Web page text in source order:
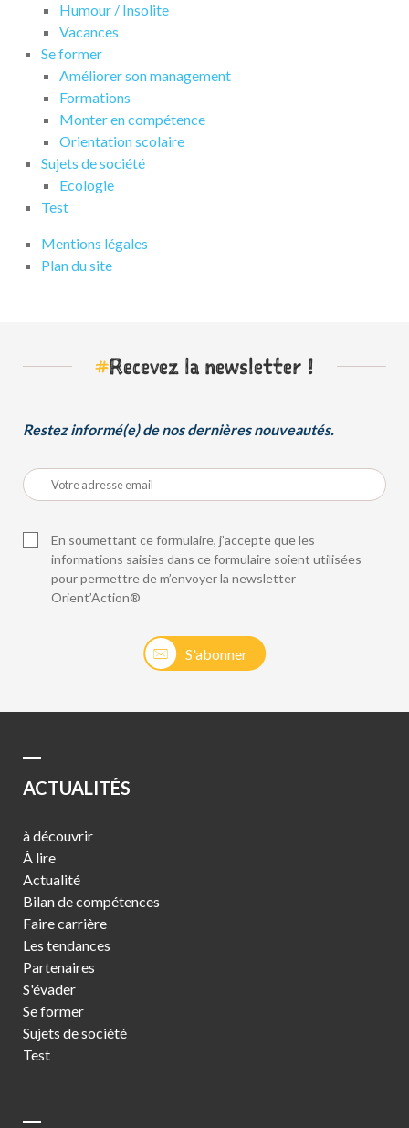
Humour / Insolite
Vacances
Se former
Améliorer son management
Formations
Monter en compétence
Orientation scolaire
Sujets de société
Ecologie
Test
Mentions légales
Plan du site
#Recevez la newsletter !
Restez informé(e) de nos dernières nouveautés.
S'abonner
En soumettant ce formulaire, j’accepte que les
informations saisies dans ce formulaire soient utilisées
pour permettre de m’envoyer la newsletter
Orient’Action®
ACTUALITÉS
à découvrir
À lire
Actualité
Bilan de compétences
Faire carrière
Les tendances
Partenaires
S'évader
Se former
Sujets de société
Test